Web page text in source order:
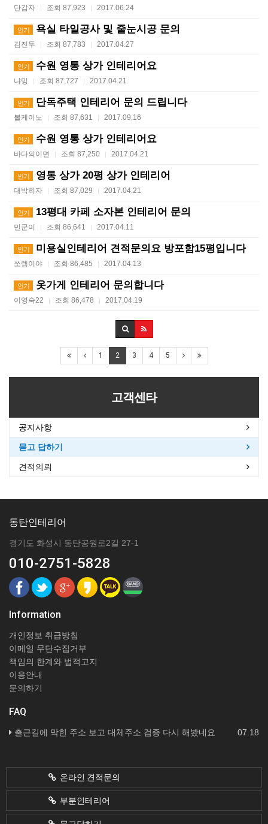
단감자 | 조회 87,923 | 2017.06.24
인기 욕실 타일공사 및 줄눈시공 문의
김진두 | 조회 87,783 | 2017.04.27
인기 수원 영통 상가 인테리어요
냐밍 | 조회 87,727 | 2017.04.21
인기 단독주택 인테리어 문의 드립니다
볼케이노 | 조회 87,631 | 2017.09.16
인기 수원 영통 상가 인테리어요
바다의이면 | 조회 87,250 | 2017.04.21
인기 영통 상가 20평 상가 인테리어
대박히자 | 조회 87,029 | 2017.04.21
인기 13평대 카페 소자본 인테리어 문의
민군이 | 조회 86,641 | 2017.04.11
인기 미용실인테리어 견적문의요 방포함15평입니다
쏘렝이야 | 조회 86,485 | 2017.04.13
인기 옷가게 인테리어 문의합니다
이영숙22 | 조회 86,478 | 2017.04.19
1 2 3 4 5
고객센타
공지사항
묻고 답하기
견적의뢰
동탄인테리어
경기도 화성시 동탄공원로2길 27-1
010-2751-5828
Information
개인정보 취급방침
이메일 무단수집거부
책임의 한계와 법적고지
이용안내
문의하기
FAQ
07.18
출근길에 막힌 주소 보고 대체주소 검증 다시 해봤네요
온라인 견적문의
부분인테리어